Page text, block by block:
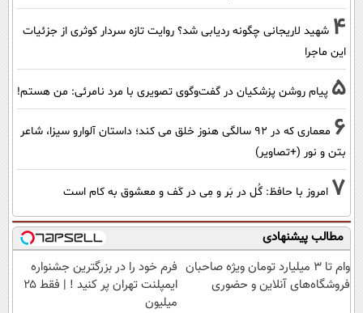
4 شهید لاریجانی چگونه ردیابی شد؟ روایت تازه سردار کوثری از جزئیات
این ماجرا
5 پیام روشن پزشکیان در گفت‌و‌گوی تصویری با مرد نامرئی: من هستم!
6
معماری که در 92 سالگی هنوز خلق می کند؛ داستان آلوارو سیزا، شاعر
بتن و نور (+تصاویر)
7 امروز با حافظ: گُل در بَر و مِی در کَف و معشوق به کام است
مطالب پیشنهادی
وام تا ۳ میلیارد تومان ویژه صاحبان
فروشگاه‌های آنلاین و حضوری
فرم خود را در بزرگترین جشنواره
ایمپلنت تهران پر کنید ! | فقط ۲۵
میلیون